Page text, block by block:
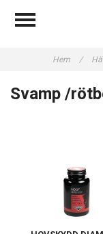
Hem /
Svamp /